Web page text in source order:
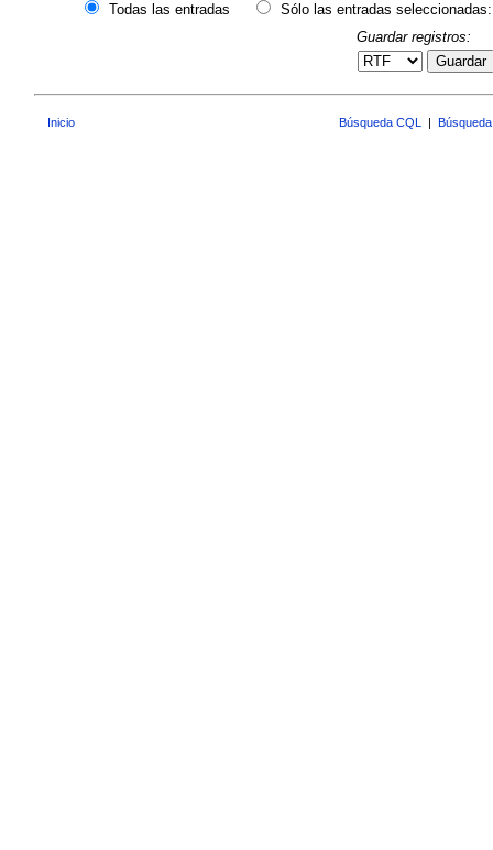
Todas las entradas
Sólo las entradas seleccionadas:
Guardar registros:
Guardar
Inicio Búsqueda CQL